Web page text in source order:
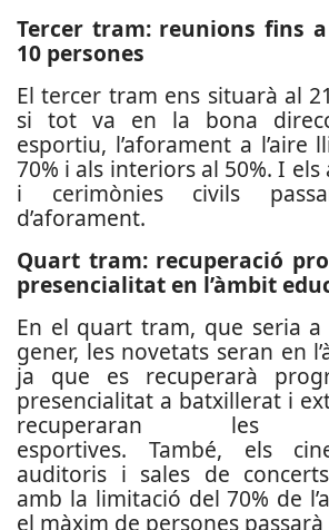
Tercer tram: reunions fins
10 persones
El tercer tram ens situarà al
si tot va en la bona
esportiu, l’aforament a l’aire
70% i als interiors al 50%. I
i cerimònies civils
d’aforament.
Quart tram: recuperació
presencialitat en l’àmbit
En el quart tram, que seria
gener, les novetats seran en
ja que es recuperarà
presencialitat a batxillerat i
recuperaran les
esportives. També, els
auditoris i sales de
amb la limitació del 70% de
el màxim de persones passarà